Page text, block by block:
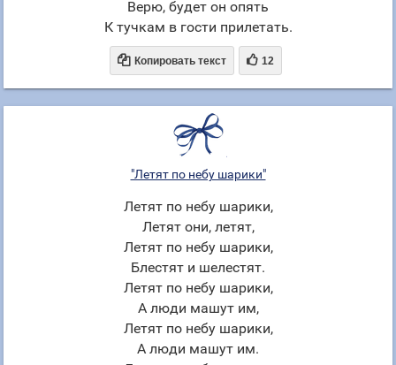
Верю, будет он опять
К тучкам в гости прилетать.
 Копировать текст  12
"Летят по небу шарики"
Летят по небу шарики,
Летят они, летят,
Летят по небу шарики,
Блестят и шелестят.
Летят по небу шарики,
А люди машут им,
Летят по небу шарики,
А люди машут им.